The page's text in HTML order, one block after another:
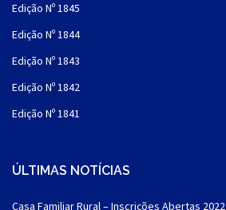
Edição Nº 1845
Edição Nº 1844
Edição Nº 1843
Edição Nº 1842
Edição Nº 1841
ÚLTIMAS NOTÍCIAS
Casa Familiar Rural – Inscrições Abertas 2022